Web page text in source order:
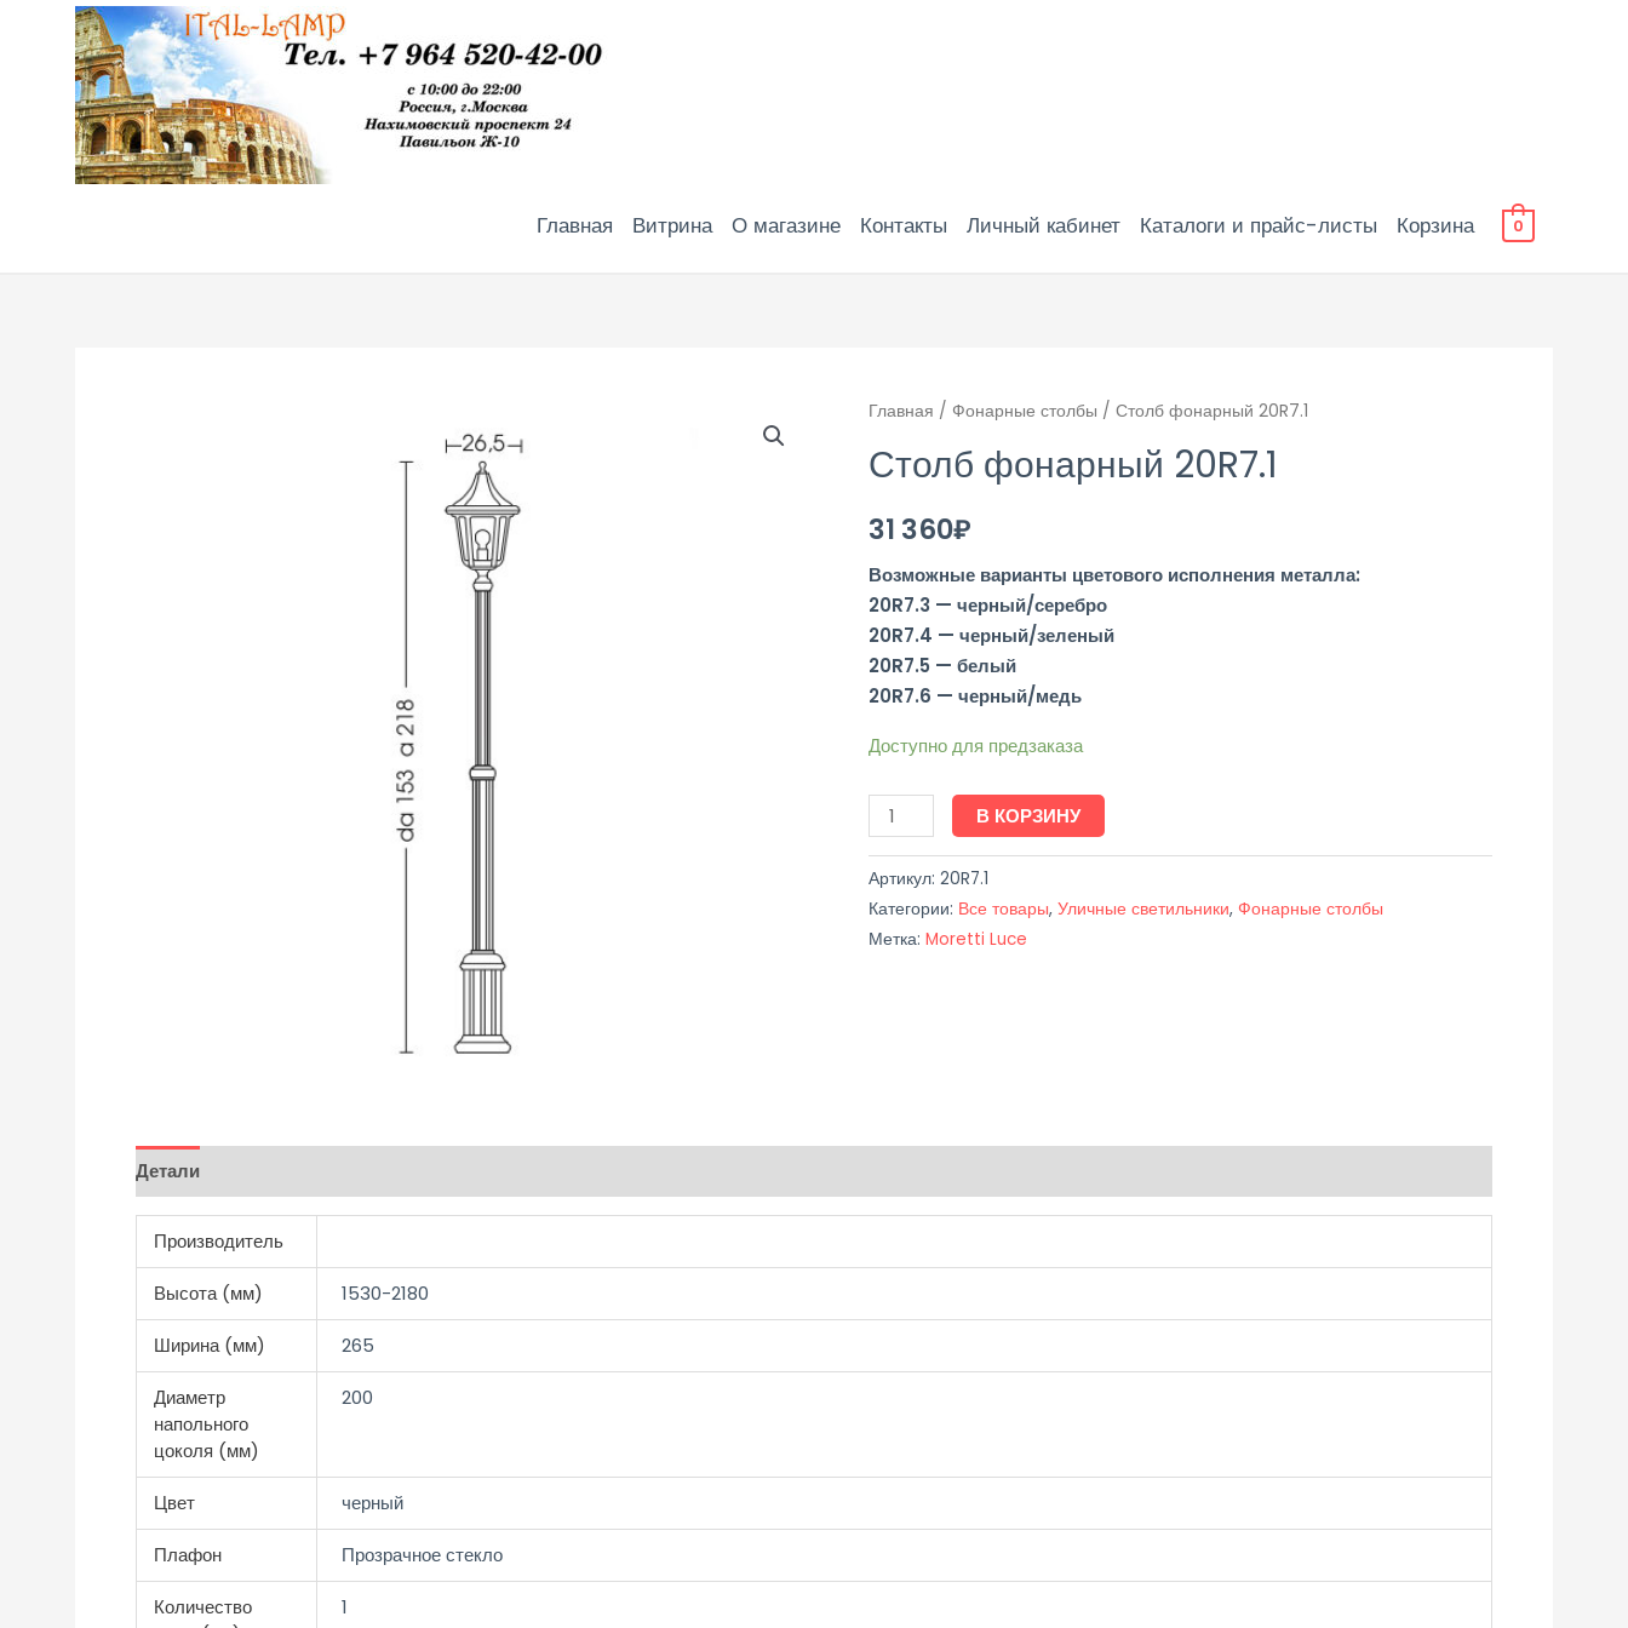
Главная Витрина О магазине Контакты Личный кабинет Каталоги и прайс-листы Корзина 0
Главная / Фонарные столбы / Столб фонарный 20R7.1
Столб фонарный 20R7.1
31 360₽
Возможные варианты цветового исполнения металла:
20R7.3 — черный/серебро
20R7.4 — черный/зеленый
20R7.5 — белый
20R7.6 — черный/медь
Доступно для предзаказа
В КОРЗИНУ
Артикул: 20R7.1
Категории: Все товары, Уличные светильники, Фонарные столбы
Метка: Moretti Luce
Детали
Производитель
Высота (мм) 1530-2180
Ширина (мм) 265
Диаметр
напольного
цоколя (мм)
200
Цвет черный
Плафон Прозрачное стекло
Количество
1